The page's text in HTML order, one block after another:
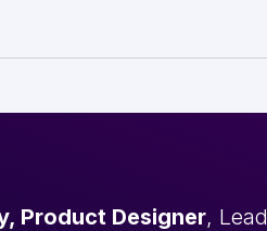
Product Designer,